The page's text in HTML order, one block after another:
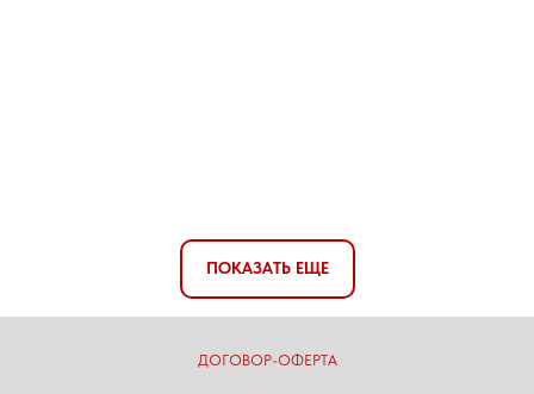
ПОКАЗАТЬ ЕЩЕ
ДОГОВОР-ОФЕРТА